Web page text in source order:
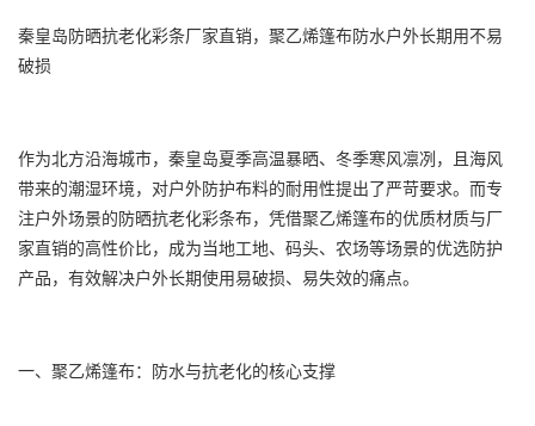
秦皇岛防晒抗老化彩条厂家直销，聚乙烯篷布防水户外长期用不易
破损
作为北方沿海城市，秦皇岛夏季高温暴晒、冬季寒风凛冽，且海风
带来的潮湿环境，对户外防护布料的耐用性提出了严苛要求。而专
注户外场景的防晒抗老化彩条布，凭借聚乙烯篷布的优质材质与厂
家直销的高性价比，成为当地工地、码头、农场等场景的优选防护
产品，有效解决户外长期使用易破损、易失效的痛点。
一、聚乙烯篷布：防水与抗老化的核心支撑